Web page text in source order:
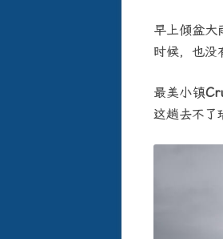
早上倾盆大
时候，也没
最美小镇
这趟去不了